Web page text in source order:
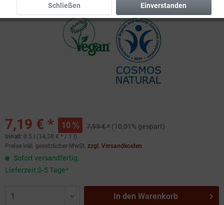
7,19 € * 10 7,99 € * (10,01% gespart)
Inhalt: 0.5 l (14,38 € * / 1 l)
Preise inkl. gesetzlicher MwSt. zzgl. Versandkosten
Sofort versandfertig,
Lieferzeit 3-5 Tage*
In den Warenkorb
Einverstanden
Schließen